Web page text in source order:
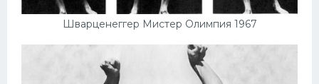
Шварценеггер Мистер Олимпия 1967